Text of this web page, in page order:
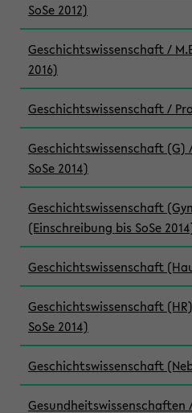
SoSe 2012)
Geschichtswissenschaft /
2016)
Geschichtswissenschaft /
Geschichtswissenschaft (G)
SoSe 2014)
Geschichtswissenschaft
(Einschreibung bis SoSe
Geschichtswissenschaft
Geschichtswissenschaft
SoSe 2014)
Geschichtswissenschaft
Gesundheitswissenschaften